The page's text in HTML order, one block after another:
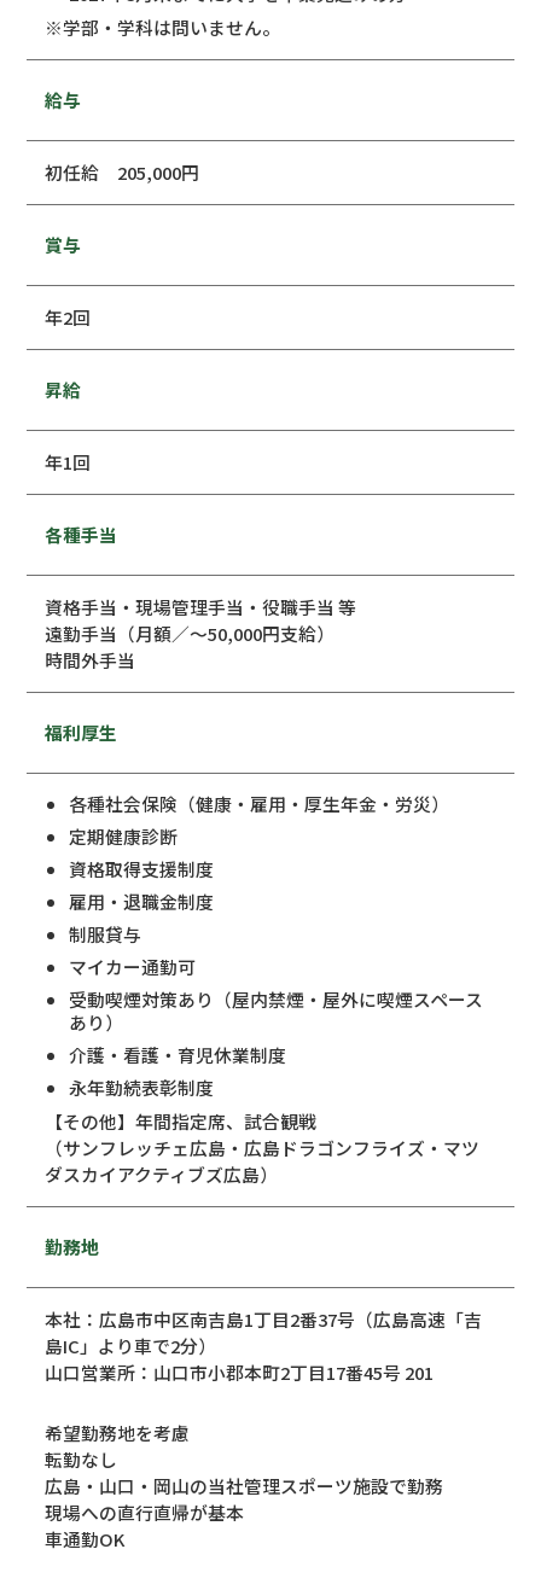
※学部・学科は問いません。
給与
初任給 205,000円
賞与
年2回
昇給
年1回
各種手当
資格手当・現場管理手当・役職手当 等
遠勤手当（月額／～50,000円支給）
時間外手当
福利厚生
各種社会保険（健康・雇用・厚生年金・労災）
定期健康診断
資格取得支援制度
雇用・退職金制度
制服貸与
マイカー通勤可
受動喫煙対策あり（屋内禁煙・屋外に喫煙スペース
あり）
介護・看護・育児休業制度
永年勤続表彰制度
【その他】年間指定席、試合観戦
（サンフレッチェ広島・広島ドラゴンフライズ・マツ
ダスカイアクティブズ広島）
勤務地
本社：広島市中区南吉島1丁目2番37号（広島高速「吉
島IC」より車で2分）
山口営業所：山口市小郡本町2丁目17番45号 201
希望勤務地を考慮
転勤なし
広島・山口・岡山の当社管理スポーツ施設で勤務
現場への直行直帰が基本
車通勤OK